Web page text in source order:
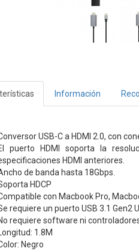
Información
USB-C a HDMI 2.0, con
puerto HDMI soporta la
HDMI anteriores.
de banda hasta 18Gbps.
HDCP
con Macbook Pro,
requiere un puerto USB 3.1 Gen2
requiere software ni
1.8M
Negro